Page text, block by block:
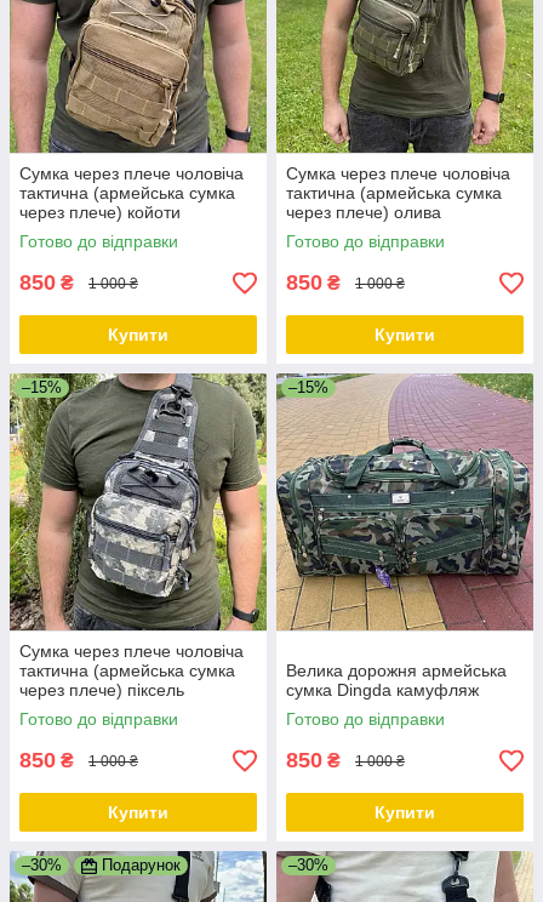
Сумка через плече чоловіча
тактична (армейська сумка
через плече) койоти
Готово до відправки
850 ₴ 1 000 ₴
Купити
Сумка через плече чоловіча
тактична (армейська сумка
через плече) олива
Готово до відправки
850 ₴ 1 000 ₴
Купити
–15%
Сумка через плече чоловіча
тактична (армейська сумка
через плече) піксель
Готово до відправки
850 ₴ 1 000 ₴
Купити
–15%
Велика дорожня армейська
сумка Dingda камуфляж
Готово до відправки
850 ₴ 1 000 ₴
Купити
–30% Подарунок –30%